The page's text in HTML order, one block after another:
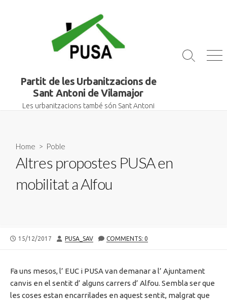
Partit de les Urbanitzacions de
Sant Antoni de Vilamajor
Les urbanitzacions també són Sant Antoni
Search
Home > Poble
Altres propostes PUSA en
mobilitat a Alfou
PUBLISHED
15/12/2017 AUTHOR
PUSA_SAV COMMENTS: 0
Fa uns mesos, l’ EUC i PUSA van demanar a l’ Ajuntament
canvis en el sentit d’ alguns carrers d’ Alfou. Sembla ser que
les coses estan encarrilades en aquest sentit, malgrat que